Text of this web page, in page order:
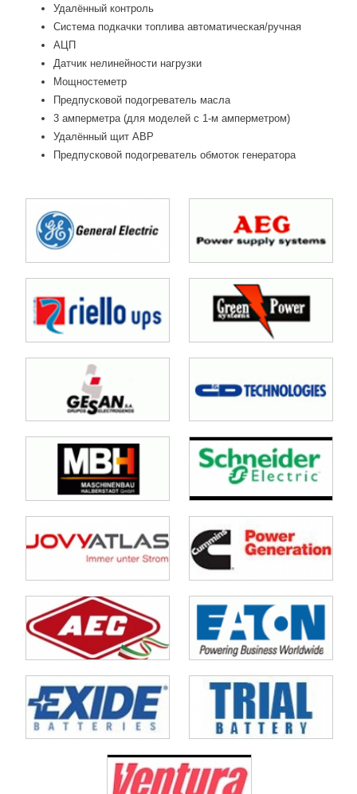
Удалённый контроль
Система подкачки топлива автоматическая/ручная
АЦП
Датчик нелинейности нагрузки
Мощностеметр
Предпусковой подогреватель масла
3 амперметра (для моделей с 1-м амперметром)
Удалённый щит АВР
Предпусковой подогреватель обмоток генератора